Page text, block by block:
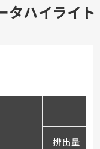
タハイライト
排出量（t-